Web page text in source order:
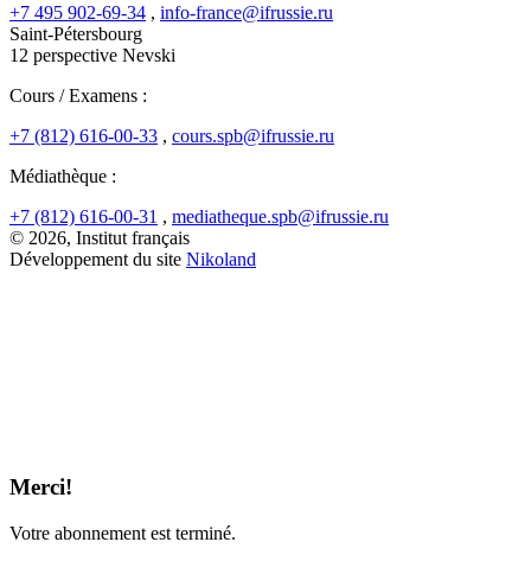
+7 495 902-69-34 , info-france@ifrussie.ru
Saint-Pétersbourg
12 perspective Nevski
Cours / Examens :
+7 (812) 616-00-33 , cours.spb@ifrussie.ru
Médiathèque :
+7 (812) 616-00-31 , mediatheque.spb@ifrussie.ru
© 2026, Institut français
Développement du site Nikoland
Merci!
Votre abonnement est terminé.